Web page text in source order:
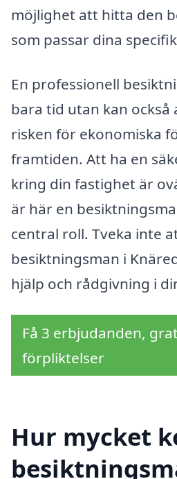
möjlighet att hitta den
som passar dina
En professionell
bara tid utan kan också
risken för ekonomiska
framtiden. Att ha en
kring din fastighet är
är här en
central roll. Tveka inte
besiktningsman i
hjälp och rådgivning i
Få 3 erbjudanden,
förpliktelser
Hur mycket